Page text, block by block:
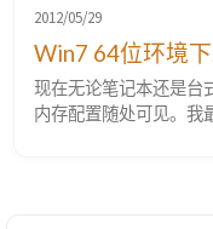
天，还是无果，在边搜
架包对应的源码 ...
2012/05/29
Win7 64位环境
现在无论笔记本还是台
内存配置随处可见。我